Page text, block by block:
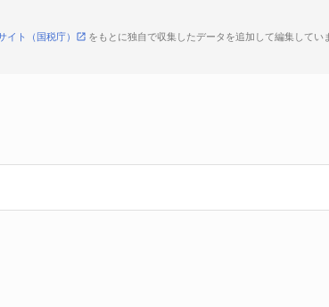
イト（国税庁）
をもとに独自で収集したデータを追加して編集してい